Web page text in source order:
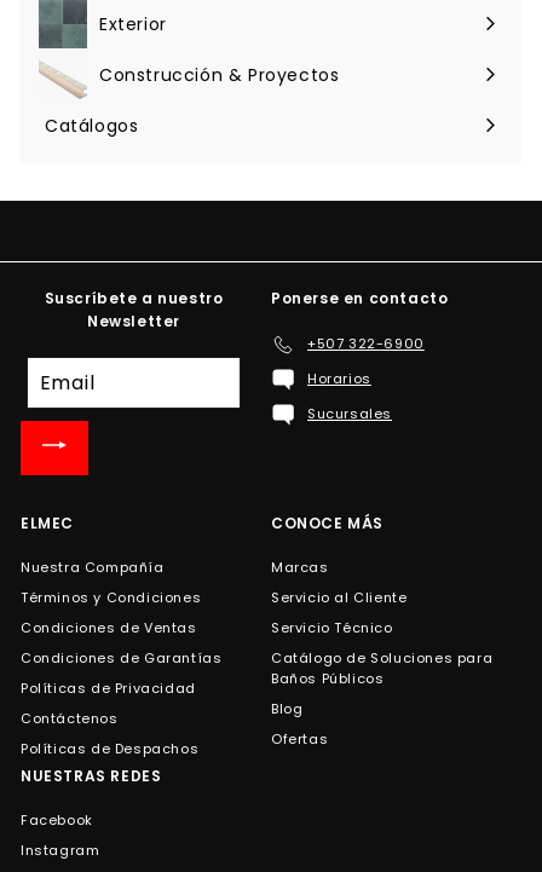
Exterior
Expandir
menú Construcción & Proyectos
Expandir
menú
Catálogos
Suscríbete a nuestro
Newsletter
nuestra
lista
Ponerse en contacto
+507 322-6900
Horarios
Sucursales
ELMEC
Nuestra Compañía
Términos y Condiciones
Condiciones de Ventas
Condiciones de Garantías
Políticas de Privacidad
Contáctenos
Políticas de Despachos
CONOCE MÁS
Marcas
Servicio al Cliente
Servicio Técnico
Catálogo de Soluciones para
Baños Públicos
Blog
Ofertas
NUESTRAS REDES
Facebook
Instagram